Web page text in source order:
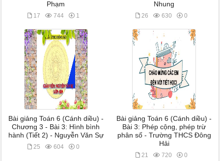
Phạm
17 744 1
Nhung
26 630 0
Bài giảng Toán 6 (Cánh diều) -
Chương 3 - Bài 3: Hình bình
hành (Tiết 2) - Nguyễn Văn Sự
25 604 0
Bài giảng Toán 6 (Cánh diều) -
Bài 3: Phép cộng, phép trừ
phân số - Trường THCS Đông
Hải
21 720 0